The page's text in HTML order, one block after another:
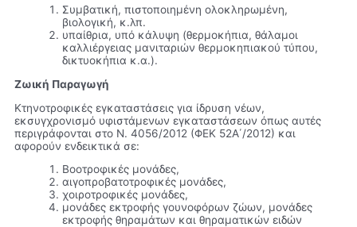
Συμβατική, πιστοποιημένη ολοκληρωμένη,
βιολογική, κ.λπ.
υπαίθρια, υπό κάλυψη (θερμοκήπια, θάλαμοι
καλλιέργειας μανιταριών θερμοκηπιακού τύπου,
δικτυοκήπια κ.α.).
Ζωική Παραγωγή
Κτηνοτροφικές εγκαταστάσεις για ίδρυση νέων,
εκσυγχρονισμό υφιστάμενων εγκαταστάσεων όπως αυτές
περιγράφονται στο Ν. 4056/2012 (ΦΕΚ 52Α΄/2012) και
αφορούν ενδεικτικά σε:
Βοοτροφικές μονάδες,
αιγοπροβατοτροφικές μονάδες,
χοιροτροφικές μονάδες,
μονάδες εκτροφής γουνοφόρων ζώων, μονάδες
εκτροφής θηραμάτων και θηραματικών ειδών